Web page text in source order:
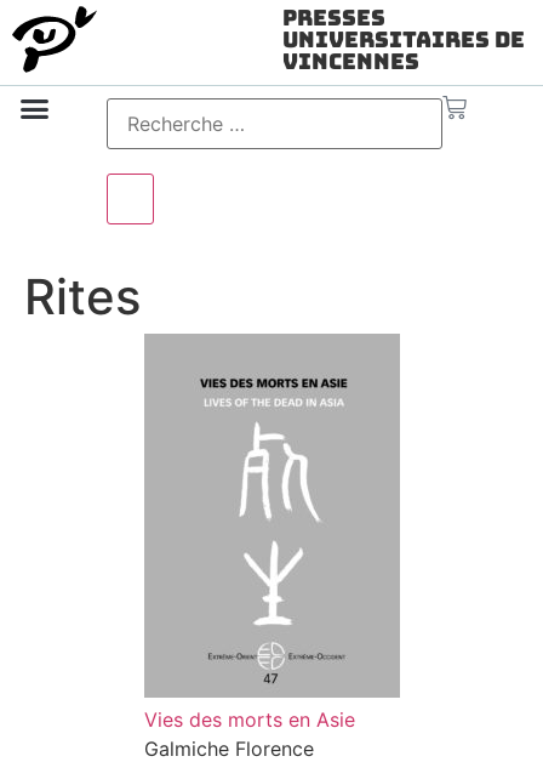
Presses
Universitaires de
Vincennes
Rites
Vies des morts en Asie
Galmiche Florence